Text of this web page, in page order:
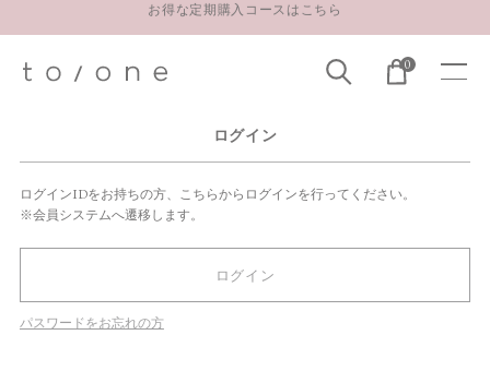
LINE お友達登録 500円OFFクーポンプレゼント
【重要】お盆期間中のお問い合わせと商品配送に関しまして
LINE お友達登録 500円OFFクーポンプレゼント
0
ログイン
ログインIDをお持ちの方、こちらからログインを行ってください。
※会員システムへ遷移します。
ログイン
パスワードをお忘れの方